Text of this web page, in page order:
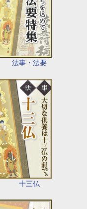
法事・法要
十三仏